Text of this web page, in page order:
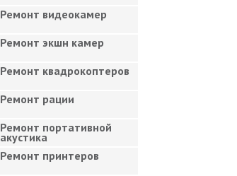
Ремонт видеокамер
Ремонт экшн камер
Ремонт квадрокоптеров
Ремонт рации
Ремонт портативной
акустика
Ремонт принтеров